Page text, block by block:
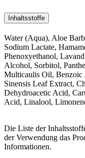
Inhaltsstoffe
Water (Aqua), Aloe
Sodium Lactate,
Phenoxyethanol,
Alcohol, Sorbitol,
Multicaulis Oil, Benzoic
Sinensis Leaf Extract,
Dehydroacetic Acid,
Acid, Linalool,
Die Liste der
der Verwendung das
Informationen.